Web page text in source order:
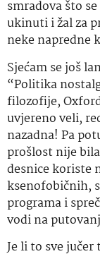
smradova što
ukinuti i žal za
neke napredne
Sjećam se još
“Politika
filozofije,
uvjereno veli,
nazadna! Pa
prošlost nije
desnice koriste
ksenofobičnih,
programa i
vodi na
Je li to sve